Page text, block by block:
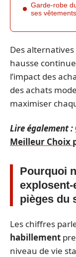
Garde-robe
ses
Des
hausse
l’impact des
des achats
maximiser
Lire également :
Meilleur Choix
Pourquoi
pièges du
Les chiffres
habillement
niveau de vie